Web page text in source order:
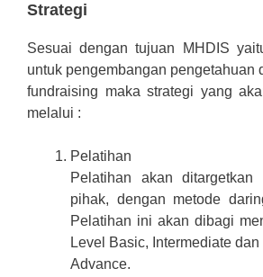
Strategi
Sesuai dengan tujuan MHDIS
untuk pengembangan pengetahuan
fundraising maka strategi yang
melalui :
Pelatihan
Pelatihan akan ditargetkan
pihak, dengan metode
Pelatihan ini akan dibagi
Level Basic, Intermediate dan
Advance.